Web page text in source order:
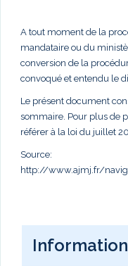
A tout moment de la
mandataire ou du
conversion de la
convoqué et entendu le
Le présent document
sommaire. Pour plus de
référer à la loi du juillet
Source:
http://www.ajmj.fr/